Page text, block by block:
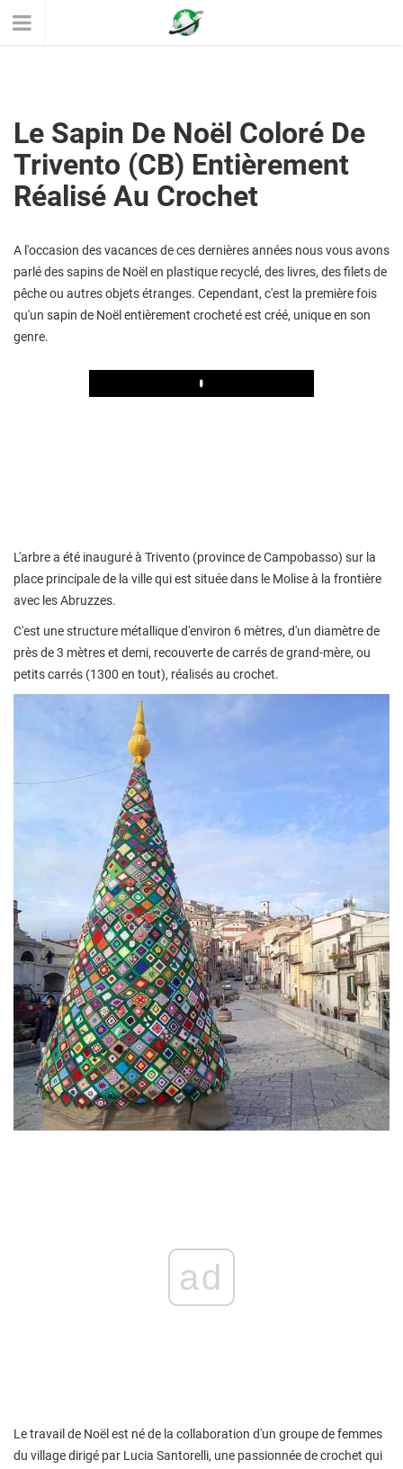
Le Sapin De Noël Coloré De
Trivento (CB) Entièrement
Réalisé Au Crochet
A l'occasion des vacances de ces dernières années nous vous avons
parlé des sapins de Noël en plastique recyclé, des livres, des filets de
pêche ou autres objets étranges. Cependant, c'est la première fois
qu'un sapin de Noël entièrement crocheté est créé, unique en son
genre.
Play
L'arbre a été inauguré à Trivento (province de Campobasso) sur la
place principale de la ville qui est située dans le Molise à la frontière
avec les Abruzzes.
C'est une structure métallique d'environ 6 mètres, d'un diamètre de
près de 3 mètres et demi, recouverte de carrés de grand-mère, ou
petits carrés (1300 en tout), réalisés au crochet.
ad
Le travail de Noël est né de la collaboration d'un groupe de femmes
du village dirigé par Lucia Santorelli, une passionnée de crochet qui